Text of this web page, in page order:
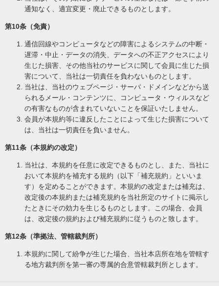
通知なく、適宜変更・廃止できるものとします。
第10条（免責）
通信回線やコンピュータなどの障害によるシステムの中断・
遅滞・中止・データの消失、データへの不正アクセスにより
生じた損害、その他当社のサービスに関して会員に生じた損
害について、当社は一切責任を負わないものとします。
当社は、当社のウェブページ・サーバ・ドメインなどから送
られるメール・コンテンツに、コンピュータ・ウィルスなど
の有害なものが含まれていないことを保証いたしません。
会員が本規約等に違反したことによって生じた損害について
は、当社は一切責任を負いません。
第11条（本規約の改定）
当社は、本規約を任意に改定できるものとし、また、当社に
おいて本規約を補充する規約（以下「補充規約」といいま
す）を定めることができます。本規約の改定または補充は、
改定後の本規約または補充規約を当社所定のサイトに掲示し
たときにその効力を生じるものとします。この場合、会員
は、改定後の規約および補充規約に従うものと致します。
第12条（準拠法、管轄裁判所）
本規約に関して紛争が生じた場合、当社本店所在地を管轄す
る地方裁判所を第一審の専属的合意管轄裁判所とします。